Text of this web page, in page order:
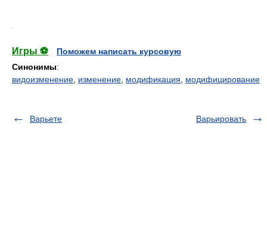
Игры ⚽
Поможем написать курсовую
Синонимы:
видоизменение изменение модификация модифицирование
Варьете Варьировать